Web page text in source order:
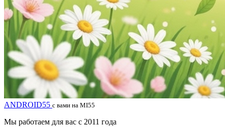
ANDROID55 с вами на MI55
Мы работаем для вас с 2011 года